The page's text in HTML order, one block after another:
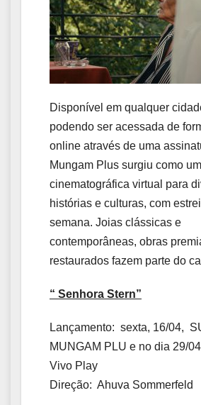
Disponível em qualquer
podendo ser acessada de
online através de uma
Mungam Plus surgiu como
cinematográfica virtual para
histórias e culturas, com
semana. Joias clássicas e
contemporâneas, obras
restaurados fazem parte do
“ Senhora Stern”
Lançamento: sexta, 16/04,
MUNGAM PLU e no dia 29/
Vivo Play
Direção: Ahuva Sommerfeld